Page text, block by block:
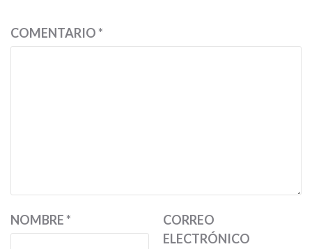
COMENTARIO*
NOMBRE*
CORREO
ELECTRÓNICO